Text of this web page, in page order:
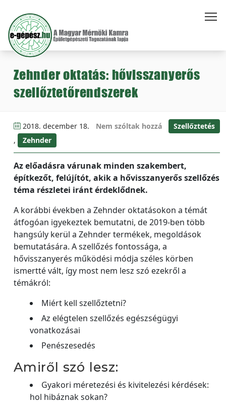
Zehnder oktatás: hővisszanyerős
szellőztetőrendszerek
2018. december 18. Nem szóltak hozzá
Szellőztetés
,
Zehnder
Az előadásra várunak minden szakembert,
építkezőt, felújítót, akik a hővisszanyerős szellőzés
téma részletei iránt érdeklődnek.
A korábbi években a Zehnder oktatásokon a témát
átfogóan igyekeztek bemutatni, de 2019-ben több
hangsúly kerül a Zehnder termékek, megoldások
bemutatására. A szellőzés fontossága, a
hővisszanyerés működési módja széles körben
ismertté vált, így most nem lesz szó ezekről a
témákról:
Miért kell szellőztetni?
Az elégtelen szellőzés egészségügyi
vonatkozásai
Penészesedés
Amiről szó lesz:
Gyakori méretezési és kivitelezési kérdések:
hol hibáznak sokan?